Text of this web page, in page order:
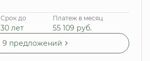
Срок до
30 лет
Платеж в месяц
55 109 руб.
9 предложений